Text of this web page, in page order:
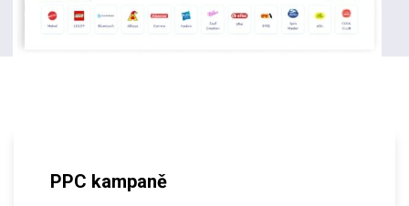
PPC kampaně